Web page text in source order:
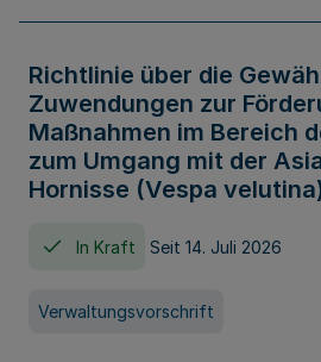
Richtlinie über die
Zuwendungen zur
Maßnahmen im Bereich
zum Umgang mit der
Hornisse (Vespa
In Kraft Seit 14. Juli 2026
Verwaltungsvorschrift